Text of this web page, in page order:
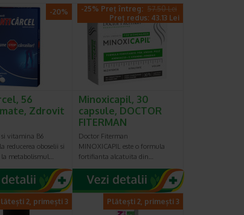
-20%
56
Zdrovit
vitamina B6
reducerea oboselii si
metabolismul…
-25% Preț întreg: 57.50 Lei
Preț redus: 43.13 Lei
Minoxicapil, 30
capsule, DOCTOR
FITERMAN
Doctor Fiterman
MINOXICAPIL este o formula
fortifianta alcatuita din…
2, primești 3 Plătești 2, primești 3